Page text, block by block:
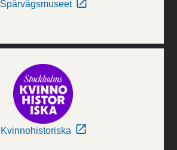
Spårvägsmuseet
Kvinnohistoriska